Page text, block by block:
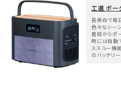
工進 ポー
長寿命で毎
色々なシー
普段からポ
時には自動
ススルー機
のバッテリ